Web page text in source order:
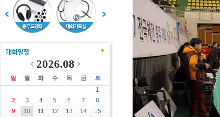
2026.08
일 월 화 수 목 금
토
1
2
3 4 5 6 7
8
9
10 11 12 13 14
15